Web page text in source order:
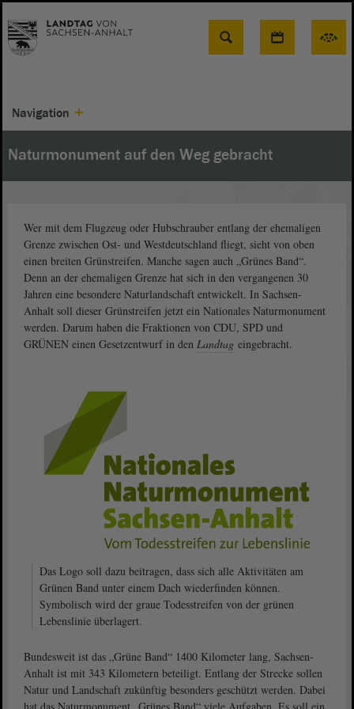
Suche
Navigation
Naturmonument auf den Weg gebracht
Wer mit dem Flugzeug oder Hubschrauber entlang der ehemaligen
Grenze zwischen Ost- und Westdeutschland fliegt, sieht von oben
einen breiten Grünstreifen. Manche sagen auch „Grünes Band“.
Denn an der ehemaligen Grenze hat sich in den vergangenen 30
Jahren eine besondere Naturlandschaft entwickelt. In Sachsen-
Anhalt soll dieser Grünstreifen jetzt ein Nationales Naturmonument
werden. Darum haben die Fraktionen von CDU, SPD und
GRÜNEN einen Gesetzentwurf in den Landtag eingebracht.
Das Logo soll dazu beitragen, dass sich alle Aktivitäten am
Grünen Band unter einem Dach wiederfinden können.
Symbolisch wird der graue Todesstreifen von der grünen
Lebenslinie überlagert.
Bundesweit ist das „Grüne Band“ 1400 Kilometer lang, Sachsen-
Anhalt ist mit 343 Kilometern beteiligt. Entlang der Strecke sollen
Natur und Landschaft zukünftig besonders geschützt werden. Dabei
hat das Naturmonument „Grünes Band“ viele Aufgaben. Es soll ein